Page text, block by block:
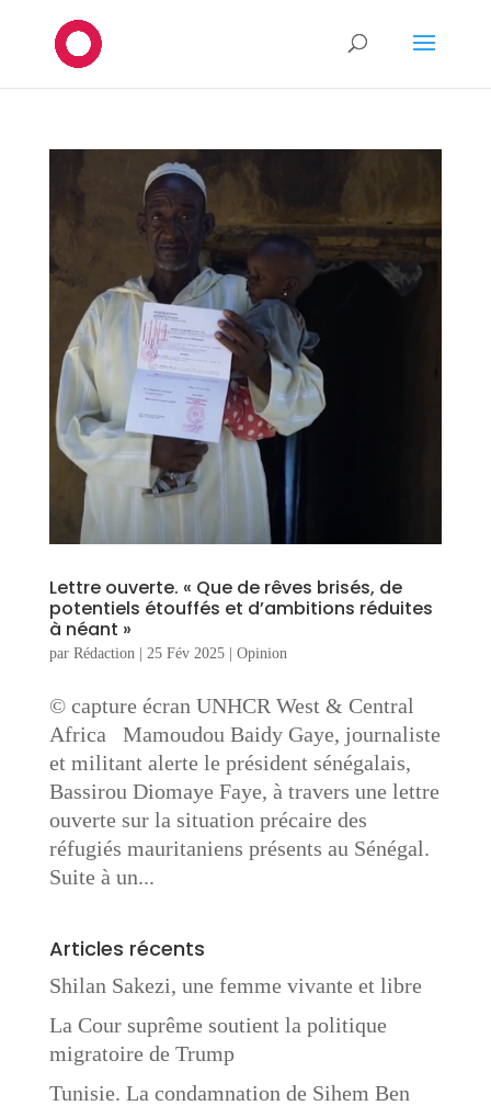
Lettre ouverte. « Que de rêves brisés, de
potentiels étouffés et d’ambitions réduites
à néant »
par Rédaction 25 Fév 2025| Opinion
© capture écran UNHCR West & Central
Africa Mamoudou Baidy Gaye, journaliste
et militant alerte le président sénégalais,
Bassirou Diomaye Faye, à travers une lettre
ouverte sur la situation précaire des
réfugiés mauritaniens présents au Sénégal.
Suite à un...
Articles récents
Shilan Sakezi, une femme vivante et libre
La Cour suprême soutient la politique
migratoire de Trump
Tunisie. La condamnation de Sihem Ben